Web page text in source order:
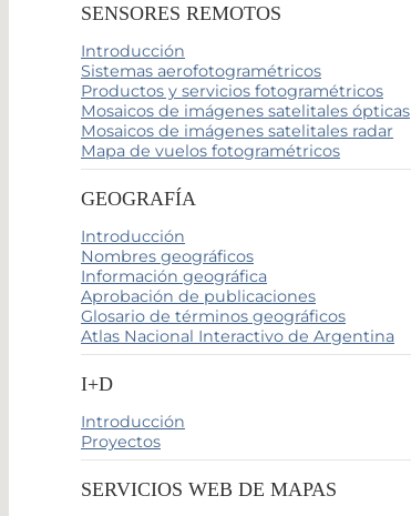
SENSORES REMOTOS
Introducción
Sistemas aerofotogramétricos
Productos y servicios fotogramétricos
Mosaicos de imágenes satelitales ópticas
Mosaicos de imágenes satelitales radar
Mapa de vuelos fotogramétricos
GEOGRAFÍA
Introducción
Nombres geográficos
Información geográfica
Aprobación de publicaciones
Glosario de términos geográficos
Atlas Nacional Interactivo de Argentina
I+D
Introducción
Proyectos
SERVICIOS WEB DE MAPAS